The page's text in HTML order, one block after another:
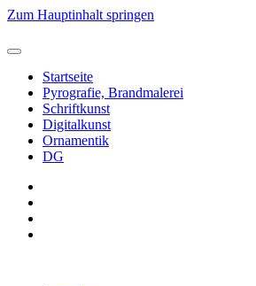
Zum Hauptinhalt springen
Startseite
Pyrografie, Brandmalerei
Schriftkunst
Digitalkunst
Ornamentik
DG